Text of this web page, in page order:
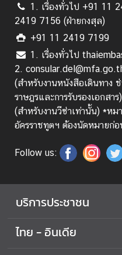
ดี
ย
บ
ท
ค
ว
า
/
า
ร
ค
1. เรื่องทั่วไป +91 11
2419 7156 (ฝ่ายกงสุล)
+91 11 2419 7199
1. เรื่องทั่วไป
2.
(สำหรับงานหนังสือเดินทาง
ราษฎรและการรับรองเอกส
(สำหรับงานวีซ่าเท่านั้น) *หม
อัครราชทูตฯ ต้องนัดหมายก่
Follow us:
บริการประชาชน
ไทย - อินเดีย